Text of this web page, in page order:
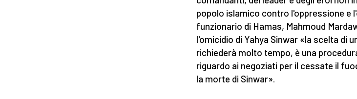
popolo islamico contro l'oppressione e
funzionario di Hamas, Mahmoud
l'omicidio di Yahya Sinwar «la scelta di
richiederà molto tempo, è una
riguardo ai negoziati per il cessate il
la morte di Sinwar».